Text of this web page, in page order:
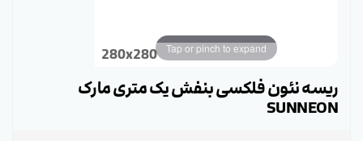
280x280 Tap or pinch to expand
ریسه نئون فلکسی بنفش یک متری مارک
SUNNEON